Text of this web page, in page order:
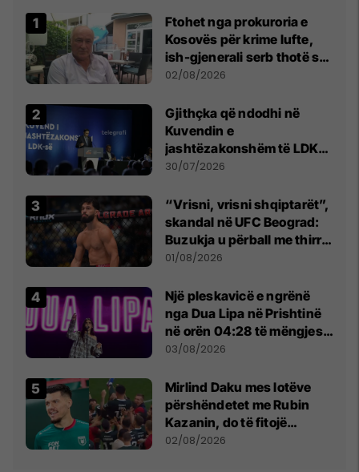
Ftohet nga prokuroria e
Kosovës për krime lufte,
ish-gjenerali serb thotë se
dikush e tradhtoi në
02/08/2026
Gjithçka që ndodhi në
Kuvendin e
jashtëzakonshëm të LDK-
së
30/07/2026
“Vrisni, vrisni shqiptarët”,
skandal në UFC Beograd:
Buzukja u përball me thirrje
anti-shqiptare nga
01/08/2026
Një pleskavicë e ngrënë
nga Dua Lipa në Prishtinë
në orën 04:28 të mëngjesit
- dhe bota digjitale serbe
03/08/2026
Mirlind Daku mes lotëve
përshëndetet me Rubin
Kazanin, do të fitojë
miliona te Spartak Moska
02/08/2026